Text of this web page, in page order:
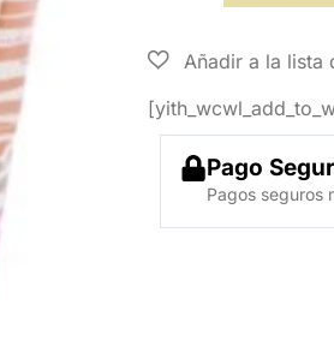
Pago
Pagos seguros